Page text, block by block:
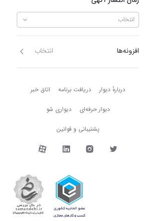
انتخاب
افزونه‌ها انتخاب
دربارهٔ دیوار دربارهٔ دیوار دریافت برنامه اتاق خبر
دیوار حرفه‌ای دیواری شو
پشتیبانی و قوانین
دیوار در